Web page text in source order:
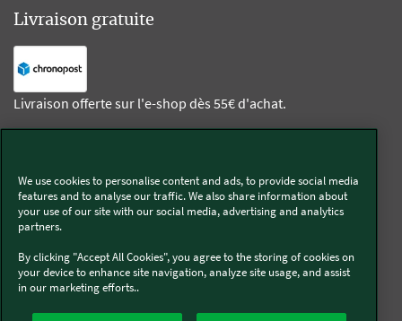
Livraison gratuite
Livraison offerte sur l'e-shop dès 55€ d'achat.
Kobold
Thermomix®
We use cookies to personalise content and ads, to provide social media
features and to analyse our traffic. We also share information about
your use of our site with our social media, advertising and analytics
partners.
By clicking "Accept All Cookies", you agree to the storing of cookies on
your device to enhance site navigation, analyze site usage, and assist
in our marketing efforts..